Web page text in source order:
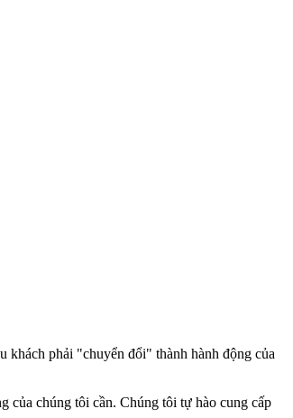
khách phải "chuyển đổi" thành hành động của
của chúng tôi cần. Chúng tôi tự hào cung cấp